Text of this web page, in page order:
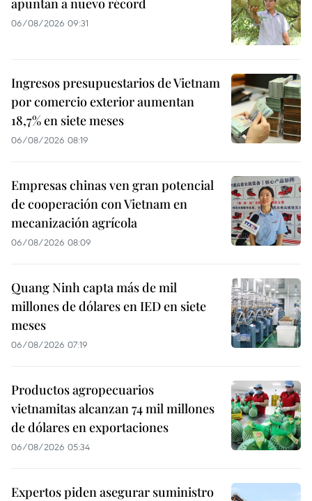
06/08/2026 09:31
Ingresos presupuestarios de Vietnam
por comercio exterior aumentan
18,7% en siete meses
06/08/2026 08:19
Empresas chinas ven gran potencial
de cooperación con Vietnam en
mecanización agrícola
06/08/2026 08:09
Quang Ninh capta más de mil
millones de dólares en IED en siete
meses
06/08/2026 07:19
Productos agropecuarios
vietnamitas alcanzan 74 mil millones
de dólares en exportaciones
06/08/2026 05:34
Expertos piden asegurar suministro